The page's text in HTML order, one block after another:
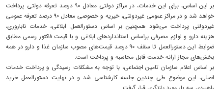
بر این اساس، برای این خدمات، در مراکز دولتی معادل ۹۰ درصد تعرفه دولتی پرداخت
خواهد شد و در مراکز عمومی غیردولتی، خیریه و خصوصی معادل ۹۰ درصد تعرفه عمومی
غیردولتی پرداخت می‌شود همچنین بر اساس دستورالعمل ابلاغی، خدمات ناباروری،
هزینه دارو و لوازم مصرفی براساس استانداردهای ابلاغی و با قیمت فاکتور رسمی مطابق
ضوابط این دستورالعمل تا سقف ۹۰ درصد قیمت‌های مصوب سازمان غذا و دارو در همه
بخش‌های مجاز ارائه خدمت قابل محاسبه و پرداخت است.
بر اساس اعلام سازمان تامین اجتماعی، با توجه به مشکلات رسیدگی و پرداخت خدمات
اصلی، این موضوع طی چندین جلسه کارشناسی شد و در نهایت دستورالعمل خرید